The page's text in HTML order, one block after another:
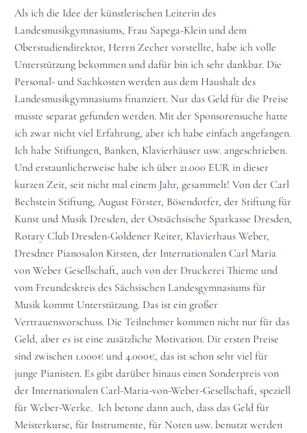
Als ich die Idee der künstlerischen Leiterin des
Landesmusikgymnasiums, Frau Sapega-Klein und dem
Oberstudiendirektor, Herrn Zecher vorstellte, habe ich volle
Unterstützung bekommen und dafür bin ich sehr dankbar. Die
Personal- und Sachkosten werden aus dem Haushalt des
Landesmusikgymnasiums finanziert. Nur das Geld für die Preise
musste separat gefunden werden. Mit der Sponsorensuche hatte
ich zwar nicht viel Erfahrung, aber ich habe einfach angefangen.
Ich habe Stiftungen, Banken, Klavierhäuser usw. angeschrieben.
Und erstaunlicherweise habe ich über 21.000 EUR in dieser
kurzen Zeit, seit nicht mal einem Jahr, gesammelt! Von der Carl
Bechstein Stiftung, August Förster, Bösendorfer, der Stiftung für
Kunst und Musik Dresden, der Ostsächsische Sparkasse Dresden,
Rotary Club Dresden-Goldener Reiter, Klavierhaus Weber,
Dresdner Pianosalon Kirsten, der Internationalen Carl Maria
von Weber Gesellschaft, auch von der Druckerei Thieme und
vom Freundeskreis des Sächsischen Landesgymnasiums für
Musik kommt Unterstützung. Das ist ein großer
Vertrauensvorschuss. Die Teilnehmer kommen nicht nur für das
Geld, aber es ist eine zusätzliche Motivation. Dir ersten Preise
sind zwischen 1.000€ und 4.000€, das ist schon sehr viel für
junge Pianisten. Es gibt darüber hinaus einen Sonderpreis von
der Internationalen Carl-Maria-von-Weber-Gesellschaft, speziell
für Weber-Werke. Ich betone dann auch, dass das Geld für
Meisterkurse, für Instrumente, für Noten usw. benutzt werden